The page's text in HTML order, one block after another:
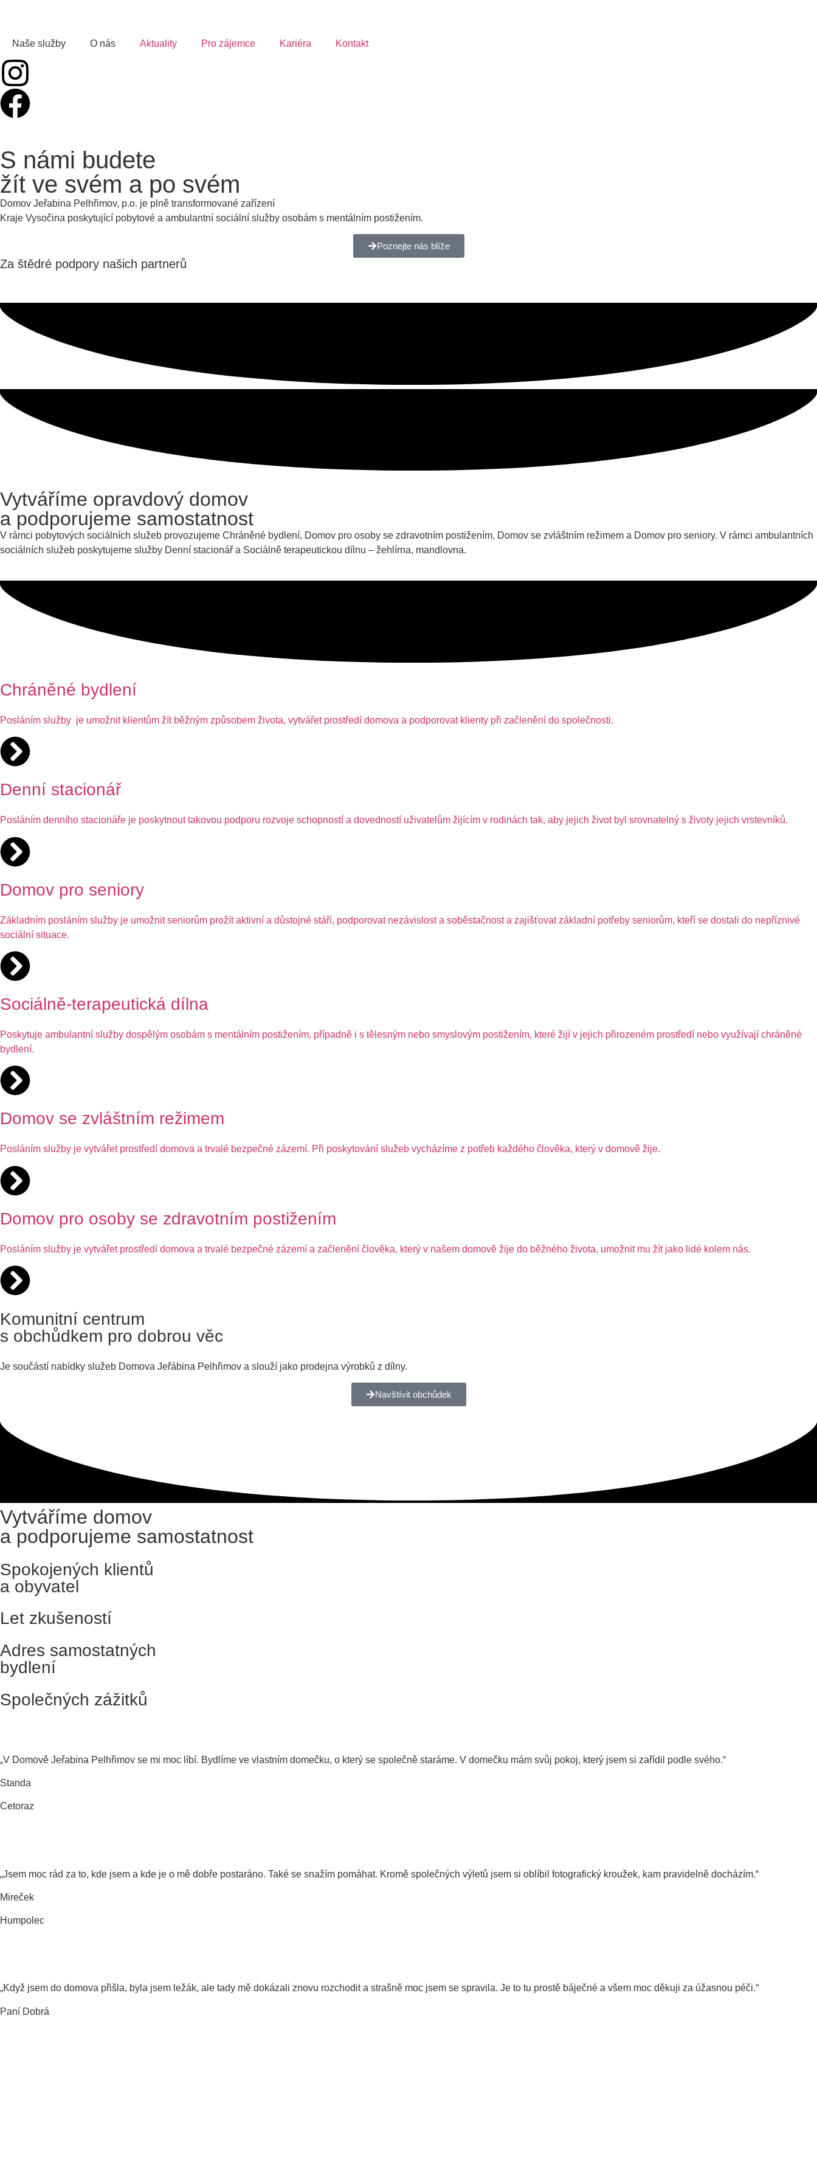
Naše služby O nás Aktuality Pro zájemce Kariéra Kontakt
S námi budete
žít ve svém a po svém
Domov Jeřabina Pelhřimov, p.o. je plně transformované zařízení
Kraje Vysočina poskytující pobytové a ambulantní sociální služby osobám s mentálním postižením.
Poznejte nás blíže
Za štědré podpory našich partnerů
Vytváříme opravdový domov
a podporujeme samostatnost
V rámci pobytových sociálních služeb provozujeme Chráněné bydlení, Domov pro osoby se zdravotním postižením, Domov se zvláštním režimem a Domov pro seniory. V rámci ambulantních
sociálních služeb poskytujeme služby Denní stacionář a Sociálně terapeutickou dílnu – žehlírna, mandlovna.
Chráněné bydlení
Posláním služby je umožnit klientům žít běžným způsobem života, vytvářet prostředí domova a podporovat klienty při začlenění do společnosti.
Denní stacionář
Posláním denního stacionáře je poskytnout takovou podporu rozvoje schopností a dovedností uživatelům žijícím v rodinách tak, aby jejich život byl srovnatelný s životy jejich vrstevníků.
Domov pro seniory
Základním posláním služby je umožnit seniorům prožít aktivní a důstojné stáří, podporovat nezávislost a soběstačnost a zajišťovat základní potřeby seniorům, kteří se dostali do nepříznivé
sociální situace.
Sociálně-terapeutická dílna
Poskytuje ambulantní služby dospělým osobám s mentálním postižením, případně i s tělesným nebo smyslovým postižením, které žijí v jejich přirozeném prostředí nebo využívají chráněné
bydlení.
Domov se zvláštním režimem
Posláním služby je vytvářet prostředí domova a trvalé bezpečné zázemí. Při poskytování služeb vycházíme z potřeb každého člověka, který v domově žije.
Domov pro osoby se zdravotním postižením
Posláním služby je vytvářet prostředí domova a trvalé bezpečné zázemí a začlenění člověka, který v našem domově žije do běžného života, umožnit mu žít jako lidé kolem nás.
Komunitní centrum
s obchůdkem pro dobrou věc
Je součástí nabídky služeb Domova Jeřábina Pelhřimov a slouží jako prodejna výrobků z dílny.
Navštívit obchůdek
Vytváříme domov
a podporujeme samostatnost
Spokojených klientů
a obyvatel
Let zkušeností
Adres samostatných
bydlení
Společných zážitků
„V Domově Jeřabina Pelhřimov se mi moc líbí. Bydlíme ve vlastním domečku, o který se společně staráme. V domečku mám svůj pokoj, který jsem si zařídil podle svého.“
Standa
Cetoraz
„Jsem moc rád za to, kde jsem a kde je o mě dobře postaráno. Také se snažím pomáhat. Kromě společných výletů jsem si oblíbil fotografický kroužek, kam pravidelně docházím.“
Mireček
Humpolec
„Když jsem do domova přišla, byla jsem ležák, ale tady mě dokázali znovu rozchodit a strašně moc jsem se spravila. Je to tu prostě báječné a všem moc děkuji za úžasnou péči.“
Paní Dobrá